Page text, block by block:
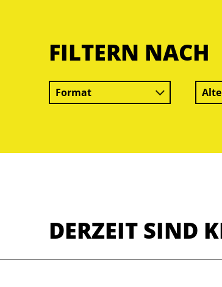
FILTERN NACH
Format
DERZEIT SIND